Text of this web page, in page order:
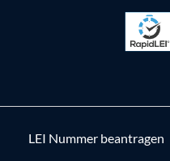
LEI Nummer beantragen